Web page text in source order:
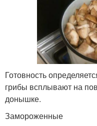
Готовность
грибы всплывают на
донышке.
Замороженные